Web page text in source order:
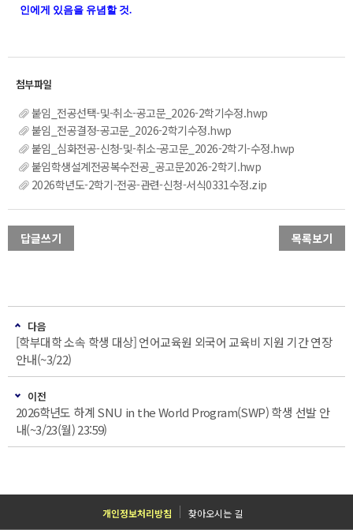
인에게 있음을 유념할 것.
붙임_전공선택-및-취소-공고문_2026-2학기수정.hwp
붙임_전공결정-공고문_2026-2학기수정.hwp
붙임_심화전공-신청-및-취소-공고문_2026-2학기-수정.hwp
붙임학생설계전공복수전공_공고문2026-2학기.hwp
2026학년도-2학기-전공-관련-신청-서식0331수정.zip
답글쓰기 목록보기
다음
[학부대학 소속 학생 대상] 언어교육원 외국어 교육비 지원 기간 연장
안내(~3/22)
이전
2026학년도 하계 SNU in the World Program(SWP) 학생 선발 안
내(~3/23(월) 23:59)
개인정보처리방침 찾아오시는 길